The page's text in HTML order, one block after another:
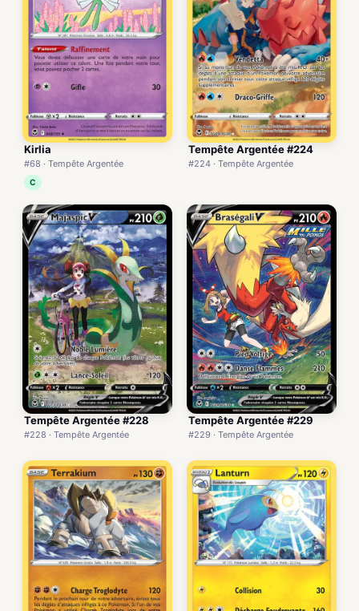
Kirlia
#68 · Tempête Argentée
C
Tempête Argentée #224
#224 · Tempête Argentée
Tempête Argentée #228
#228 · Tempête Argentée
Tempête Argentée #229
#229 · Tempête Argentée